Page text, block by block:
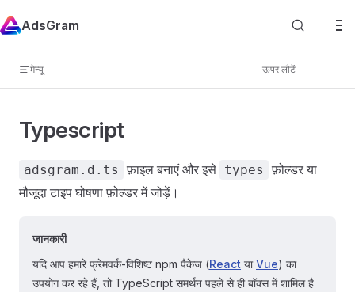
Skip to content
AdsGram
मेन्यू ऊपर लौटें
ऐप मुद्रीकरण
इसके बारे में
इनाम विज्ञापन
कार्य विज्ञापन
ब्लॉक आईडी प्राप्त करें
कोड एकीकरण
Typescript
adsgram.d.ts फ़ाइल बनाएं और इसे types फ़ोल्डर या
मौजूदा टाइप घोषणा फ़ोल्डर में जोड़ें।
जानकारी
यदि आप हमारे फ्रेमवर्क-विशिष्ट npm पैकेज (React याVue) का
उपयोग कर रहे हैं, तो TypeScript समर्थन पहले से ही बॉक्स में शामिल है